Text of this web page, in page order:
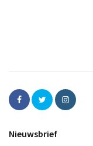
Nieuwsbrief